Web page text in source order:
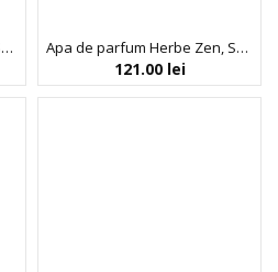
Apa de parfum Herbe Zen, SoliNotes, 15 ml Apa de parfum Herbe Zen, SoliNotes, 50 ml
121.00 lei